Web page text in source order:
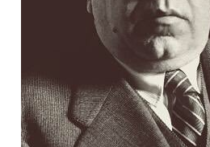
Izquierda Republicana.
Izquierda Republicana. Galicia
Textos esenciales del republicanismo
Archivo histórico
Archivo